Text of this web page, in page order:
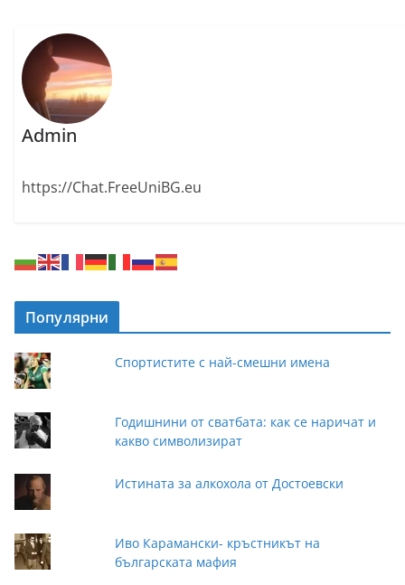
света. В последно
време обаче…
Admin
https://Chat.FreeUniBG.eu
Популярни
Спортистите с най-смешни имена
Годишнини от сватбата: как се наричат и
какво символизират
Истината за алкохола от Достоевски
Иво Карамански- кръстникът на
българската мафия